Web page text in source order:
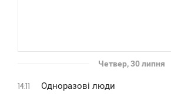
Четвер, 30 липня
14:11 Одноразові люди